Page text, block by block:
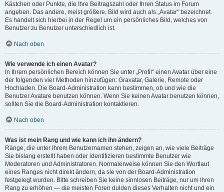
Kästchen oder Punkte, die Ihre Beitragszahl oder Ihren Status im Forum
angeben. Das andere, meist größere, Bild wird auch als „Avatar“ bezeichnet.
Es handelt sich hierbei in der Regel um ein persönliches Bild, welches von
Benutzer zu Benutzer unterschiedlich ist.
Nach oben
Wie verwende ich einen Avatar?
In Ihrem persönlichen Bereich können Sie unter „Profil“ einen Avatar über eine
der folgenden vier Methoden hinzufügen: Gravatar, Galerie, Remote oder
Hochladen. Die Board-Administration kann bestimmen, ob und wie die
Benutzer Avatare benutzen können. Wenn Sie keinen Avatar benutzen können,
sollten Sie die Board-Administration kontaktieren.
Nach oben
Was ist mein Rang und wie kann ich ihn ändern?
Ränge, die unter Ihrem Benutzernamen stehen, zeigen an, wie viele Beiträge
Sie bislang erstellt haben oder identifizieren bestimmte Benutzer wie
Moderatoren und Administratoren. Normalerweise können Sie den Wortlaut
eines Ranges nicht direkt ändern, da sie von der Board-Administration
festgelegt wurden. Bitte schreiben Sie keine sinnlosen Beiträge, nur um Ihren
Rang zu erhöhen — die meisten Foren dulden dieses Verhalten nicht und ein